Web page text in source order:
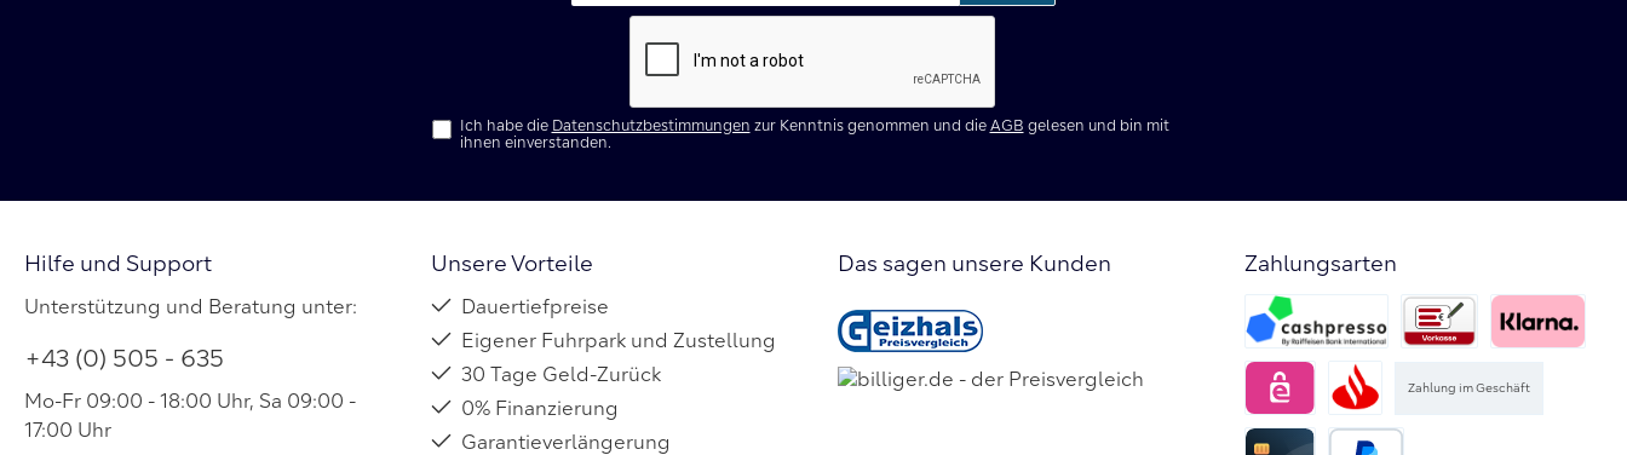
Adresse*
Ich habe die Datenschutzbestimmungen zur Kenntnis genommen und die AGB gelesen und bin mit
ihnen einverstanden.
Hilfe und Support
Unterstützung und Beratung unter:
+43 (0) 505 - 635
Mo-Fr 09:00 - 18:00 Uhr, Sa 09:00 -
17:00 Uhr
Unsere Vorteile
Dauertiefpreise
Eigener Fuhrpark und Zustellung
30 Tage Geld-Zurück
0% Finanzierung
Garantieverlängerung
Das sagen unsere Kunden Zahlungsarten
Zahlung im Geschäft